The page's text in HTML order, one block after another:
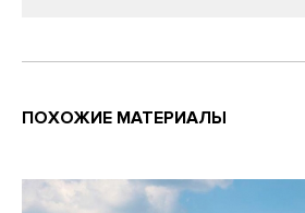
ПОХОЖИЕ МАТЕРИАЛЫ